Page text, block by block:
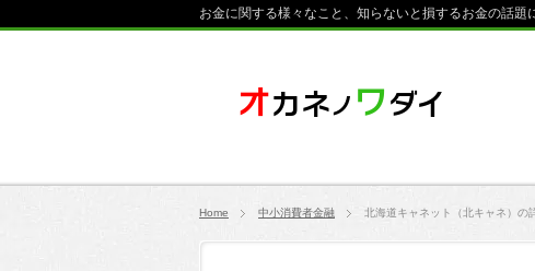
お金に関する様々なこと、知らないと損するお金の話題
Home 中小消費者金融 北海道キャネット（北キャネ）の